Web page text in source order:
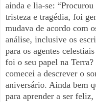
ainda e lia-se:
tristeza e tragédia, foi
mudava de acordo com
análise, inclusive os
para os agentes
foi o seu papel na
comecei a descrever o
aniversário. Ainda bem
para aprender a ser feliz,